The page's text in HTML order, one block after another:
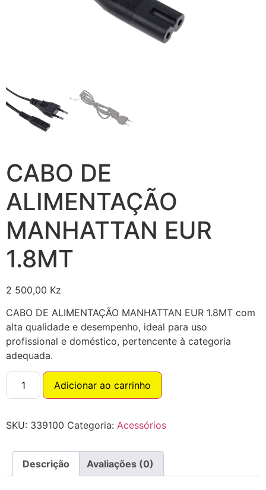
CABO DE
ALIMENTAÇÃO
MANHATTAN EUR
1.8MT
2 500,00 Kz
CABO DE ALIMENTAÇÃO MANHATTAN EUR 1.8MT com
alta qualidade e desempenho, ideal para uso
profissional e doméstico, pertencente à categoria
adequada.
Adicionar ao carrinho
SKU: 339100 Categoria: Acessórios
Descrição Avaliações (0)